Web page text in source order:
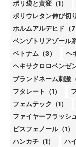
ポリ袋と黄変（1）
ポリウレタン伸び切り
ホルムアルデヒド（7
ベンゾトリアゾール系
ベトナム（3）
ヘ
ヘキサクロロベンゼン
ブランドネーム刺激（
フタレート（1）
フェムテック（1）
ファイヤーフラッシ
ビスフェノール（1）
ハンカチ（1）
ハ